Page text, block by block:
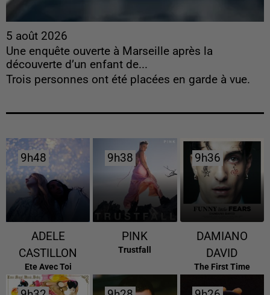
5 août 2026
Une enquête ouverte à Marseille après la
découverte d’un enfant de...
Trois personnes ont été placées en garde à vue.
9h48
9h48
ADELE
CASTILLON
Ete Avec Toi
9h38
9h38
PINK
Trustfall
9h36
9h36
DAMIANO
DAVID
The First Time